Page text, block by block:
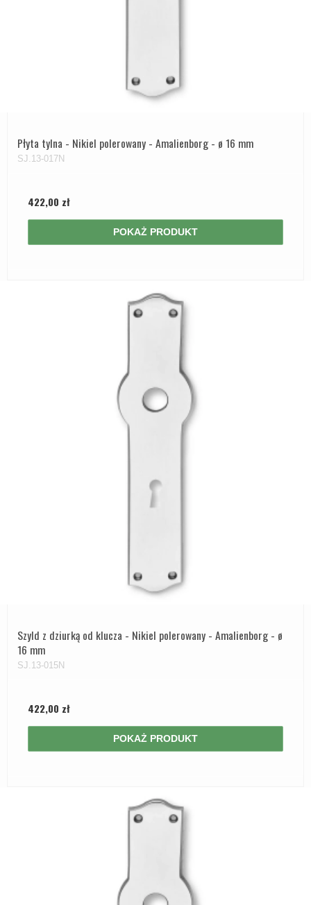
Płyta tylna - Nikiel polerowany - Amalienborg - ø 16 mm
SJ.13-017N
422,00 zł
POKAŻ PRODUKT
Szyld z dziurką od klucza - Nikiel polerowany - Amalienborg - ø
16 mm
SJ.13-015N
422,00 zł
POKAŻ PRODUKT